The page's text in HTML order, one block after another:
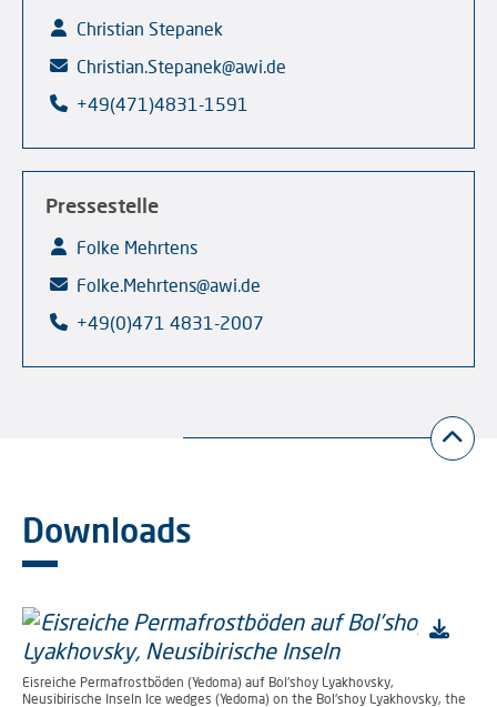
Christian Stepanek
Christian.Stepanek@awi.de
+49(471)4831-1591
Pressestelle
Folke Mehrtens
Folke.Mehrtens@awi.de
+49(0)471 4831-2007
Downloads
Eisreiche Permafrostböden (Yedoma) auf Bol'shoy Lyakhovsky,
Neusibirische Inseln Ice wedges (Yedoma) on the Bol'shoy Lyakhovsky, the